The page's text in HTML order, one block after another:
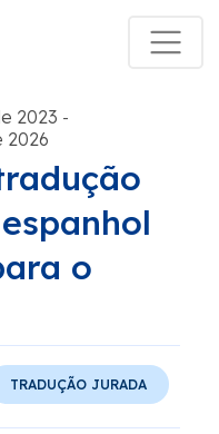
2023 -
2026
o
TRADUÇÃO JURADA